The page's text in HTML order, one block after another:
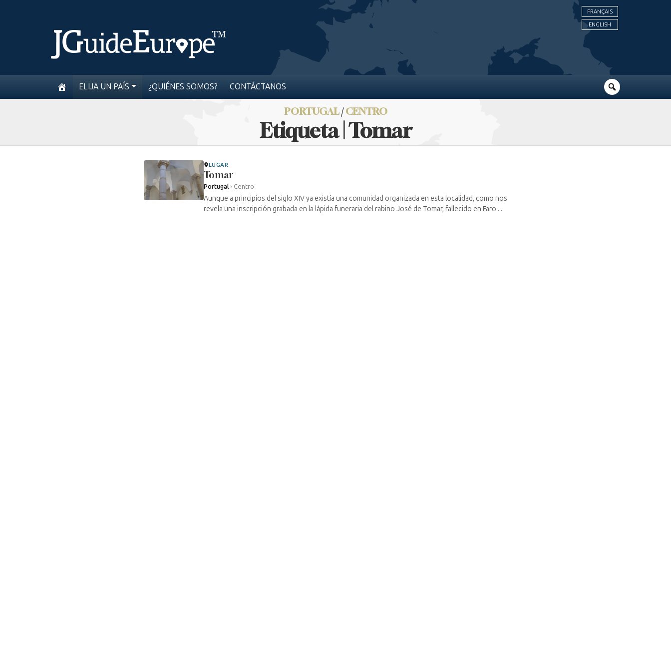
FRANÇAIS
ENGLISH
ELIJA UN PAÍS ¿QUIÉNES SOMOS? CONTÁCTANOS
PORTUGAL/CENTRO
Etiqueta | Tomar
LUGAR
Tomar
Portugal › Centro
Aunque a principios del siglo XIV ya existía una comunidad organizada en esta localidad, como nos
revela una inscripción grabada en la lápida funeraria del rabino José de Tomar, fallecido en Faro ...